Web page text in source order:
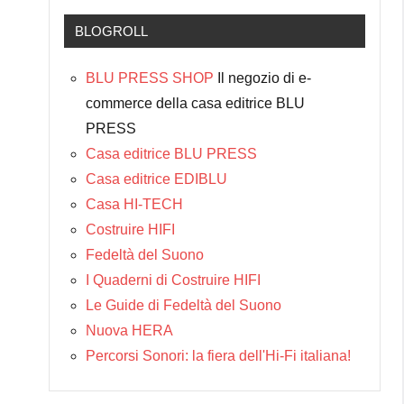
BLOGROLL
BLU PRESS SHOP Il negozio di e-
commerce della casa editrice BLU
PRESS
Casa editrice BLU PRESS
Casa editrice EDIBLU
Casa HI-TECH
Costruire HIFI
Fedeltà del Suono
I Quaderni di Costruire HIFI
Le Guide di Fedeltà del Suono
Nuova HERA
Percorsi Sonori: la fiera dell'Hi-Fi italiana!